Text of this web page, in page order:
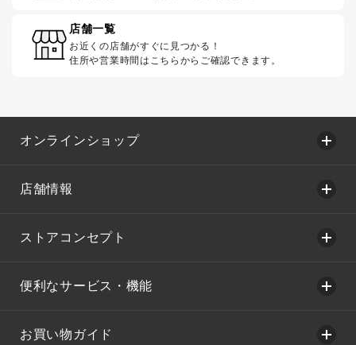
店舗一覧
お近くの店舗がすぐに見つかる！
住所や営業時間はこちらからご確認できます。
オンラインショップ
店舗情報
ストアコンセプト
便利なサービス・機能
お買い物ガイド